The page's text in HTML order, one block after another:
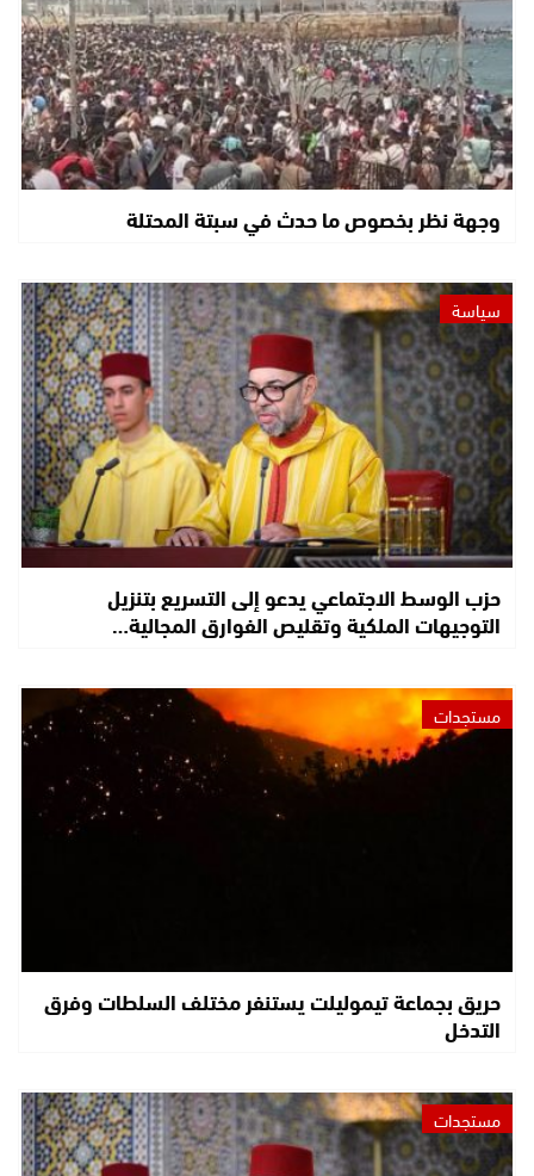
وجهة نظر بخصوص ما حدث في سبتة المحتلة
سياسة
حزب الوسط الاجتماعي يدعو إلى التسريع بتنزيل
التوجيهات الملكية وتقليص الفوارق المجالية…
مستجدات
حريق بجماعة تيموليلت يستنفر مختلف السلطات وفرق
التدخل
مستجدات